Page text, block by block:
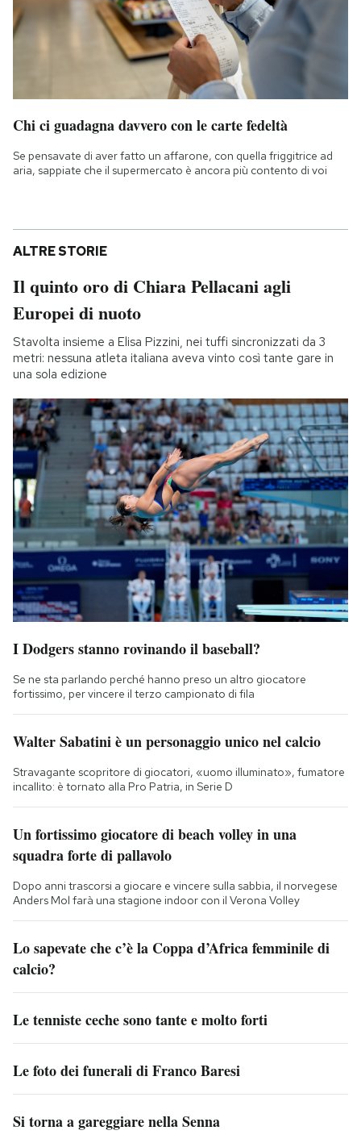
Chi ci guadagna davvero con le carte fedeltà
Se pensavate di aver fatto un affarone, con quella friggitrice ad
aria, sappiate che il supermercato è ancora più contento di voi
ALTRE STORIE
Il quinto oro di Chiara Pellacani agli
Europei di nuoto
Stavolta insieme a Elisa Pizzini, nei tuffi sincronizzati da 3
metri: nessuna atleta italiana aveva vinto così tante gare in
una sola edizione
I Dodgers stanno rovinando il baseball?
Se ne sta parlando perché hanno preso un altro giocatore
fortissimo, per vincere il terzo campionato di fila
Walter Sabatini è un personaggio unico nel calcio
Stravagante scopritore di giocatori, «uomo illuminato», fumatore
incallito: è tornato alla Pro Patria, in Serie D
Un fortissimo giocatore di beach volley in una
squadra forte di pallavolo
Dopo anni trascorsi a giocare e vincere sulla sabbia, il norvegese
Anders Mol farà una stagione indoor con il Verona Volley
Lo sapevate che c’è la Coppa d’Africa femminile di
calcio?
Le tenniste ceche sono tante e molto forti
Le foto dei funerali di Franco Baresi
Si torna a gareggiare nella Senna